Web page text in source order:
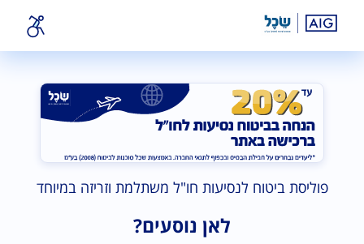
פוליסת ביטוח לנסיעות חו"ל משתלמת וזריזה במיוחד
לאן נוסעים?